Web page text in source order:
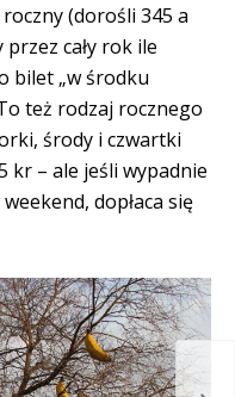
(dorośli 345 a
cały rok ile
bilet „w środku
też rodzaj rocznego
środy i czwartki
kr – ale jeśli wypadnie
dopłaca się